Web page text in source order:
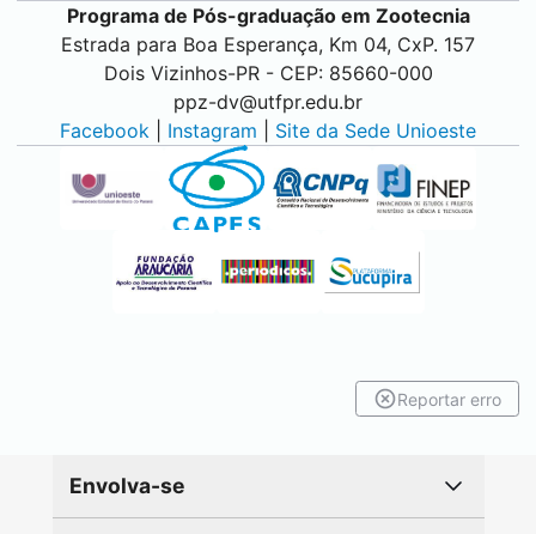
Programa de Pós-graduação em Zootecnia
Estrada para Boa Esperança, Km 04, CxP. 157
Dois Vizinhos-PR - CEP: 85660-000
ppz-dv@utfpr.edu.br
Facebook
Instagram Site da Sede Unioeste
Reportar erro
Envolva-se